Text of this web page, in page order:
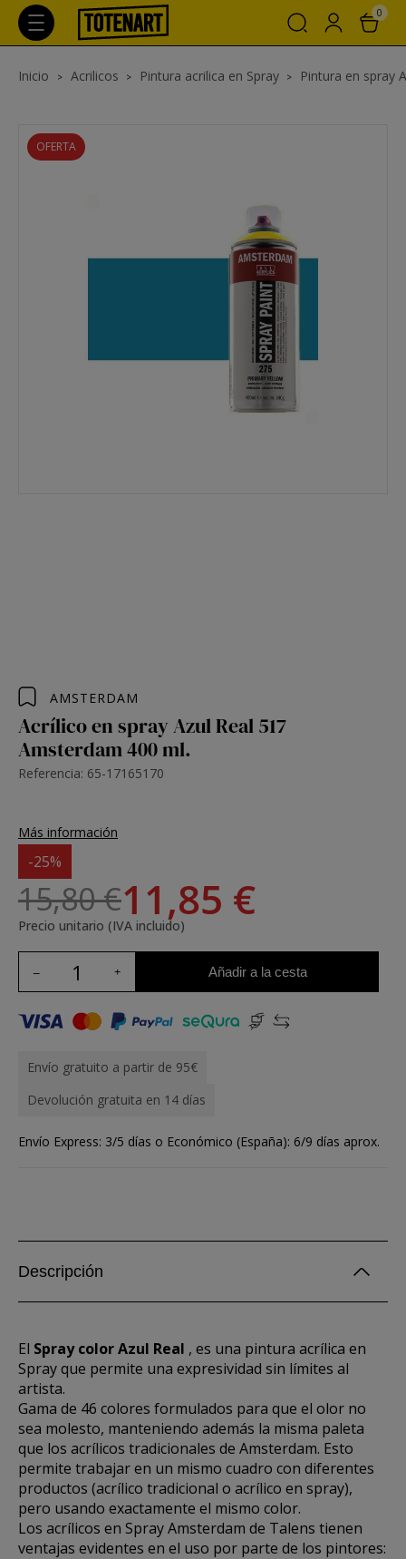
0
Inicio Acrilicos Pintura acrilica en Spray Pintura en spray
OFERTA
AMSTERDAM
Acrílico en spray Azul Real 517
Amsterdam 400 ml.
Referencia: 65-17165170
Más información
-25%
15,80 €11,85 €
Precio unitario (IVA incluido)
Añadir a la cesta
Envío gratuito a partir de 95€
Devolución gratuita en 14 días
Envío Express: 3/5 días o Económico (España): 6/9 días aprox.
Descripción
El Spray color Azul Real , es una pintura acrílica en
Spray que permite una expresividad sin límites al
artista.
Gama de 46 colores formulados para que el olor no
sea molesto, manteniendo además la misma paleta
que los acrílicos tradicionales de Amsterdam. Esto
permite trabajar en un mismo cuadro con diferentes
productos (acrílico tradicional o acrílico en spray),
pero usando exactamente el mismo color.
Los acrílicos en Spray Amsterdam de Talens tienen
ventajas evidentes en el uso por parte de los pintores: